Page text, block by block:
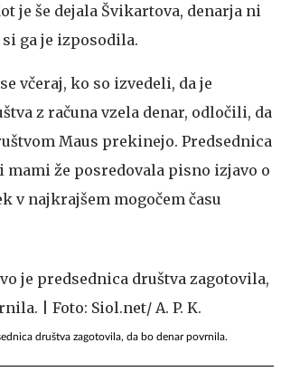
je še dejala Švikartova, denarja ni
ga je izposodila.
včeraj, ko so izvedeli, da je
z računa vzela denar, odločili, da
Maus prekinejo. Predsednica
mami že posredovala pisno izjavo o
v najkrajšem mogočem času
društva zagotovila, da bo denar povrnila.